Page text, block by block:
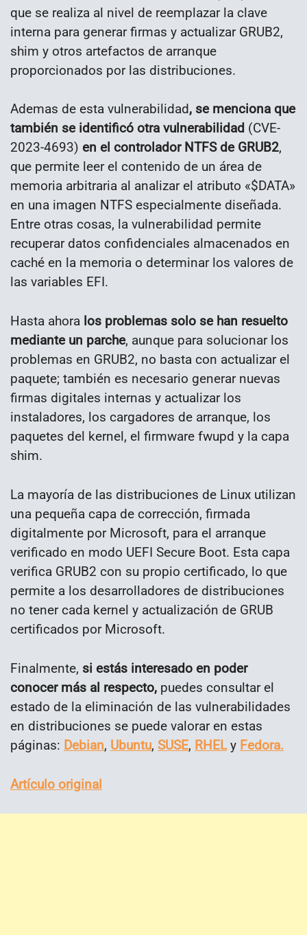
que se realiza al nivel de reemplazar la clave
interna para generar firmas y actualizar GRUB2,
shim y otros artefactos de arranque
proporcionados por las distribuciones.
Ademas de esta vulnerabilidad, se menciona que
también se identificó otra vulnerabilidad (CVE-
2023-4693) en el controlador NTFS de GRUB2,
que permite leer el contenido de un área de
memoria arbitraria al analizar el atributo «$DATA»
en una imagen NTFS especialmente diseñada.
Entre otras cosas, la vulnerabilidad permite
recuperar datos confidenciales almacenados en
caché en la memoria o determinar los valores de
las variables EFI.
Hasta ahora los problemas solo se han resuelto
mediante un parche, aunque para solucionar los
problemas en GRUB2, no basta con actualizar el
paquete; también es necesario generar nuevas
firmas digitales internas y actualizar los
instaladores, los cargadores de arranque, los
paquetes del kernel, el firmware fwupd y la capa
shim.
La mayoría de las distribuciones de Linux utilizan
una pequeña capa de corrección, firmada
digitalmente por Microsoft, para el arranque
verificado en modo UEFI Secure Boot. Esta capa
verifica GRUB2 con su propio certificado, lo que
permite a los desarrolladores de distribuciones
no tener cada kernel y actualización de GRUB
certificados por Microsoft.
Finalmente, si estás interesado en poder
conocer más al respecto, puedes consultar el
estado de la eliminación de las vulnerabilidades
en distribuciones se puede valorar en estas
páginas: Debian, Ubuntu, SUSE, RHELy Fedora.
Artículo original